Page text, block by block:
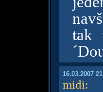
tak
16.03.2007
midi: